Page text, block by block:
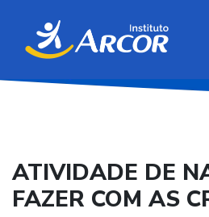
ATIVIDADE DE
FAZER COM AS